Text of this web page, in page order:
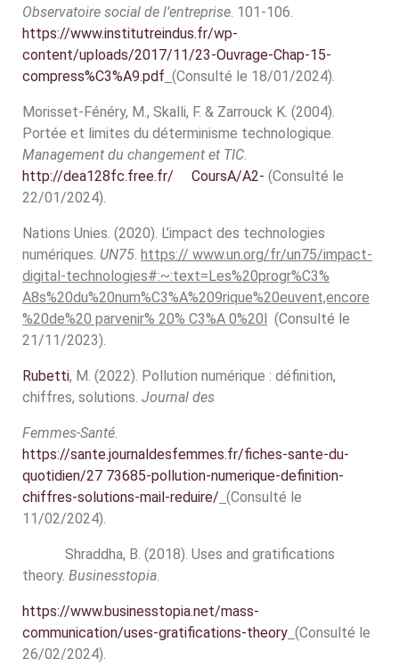
Observatoire social de l’entreprise. 101-106.
https://www.institutreindus.fr/wp-
content/uploads/2017/11/23-Ouvrage-Chap-15-
compress%C3%A9.pdf (Consulté le 18/01/2024).
Morisset-Fénéry, M., Skalli, F. & Zarrouck K. (2004).
Portée et limites du déterminisme technologique.
Management du changement et TIC.
http://dea128fc.free.fr/ CoursA/A2- (Consulté le
22/01/2024).
Nations Unies. (2020). L’impact des technologies
numériques. UN75. https:// www.un.org/fr/un75/impact-
digital-technologies#:~:text=Les%20progr%C3%
A8s%20du%20num%C3%A%209rique%20euvent,encore
%20de%20 parvenir% 20% C3%A 0%20l (Consulté le
21/11/2023).
Rubetti, M. (2022). Pollution numérique : définition,
chiffres, solutions. Journal des
Femmes-Santé.
https://sante.journaldesfemmes.fr/fiches-sante-du-
quotidien/27 73685-pollution-numerique-definition-
chiffres-solutions-mail-reduire/ (Consulté le
11/02/2024).
Shraddha, B. (2018). Uses and gratifications
theory. Businesstopia.
https://www.businesstopia.net/mass-
communication/uses-gratifications-theory (Consulté le
26/02/2024).